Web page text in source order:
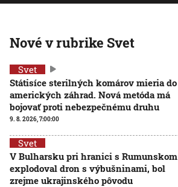
Nové v rubrike Svet
Svet
Státisíce sterilných komárov mieria do
amerických záhrad. Nová metóda má
bojovať proti nebezpečnému druhu
9. 8. 2026, 7:00:00
Svet
V Bulharsku pri hranici s Rumunskom
explodoval dron s výbušninami, bol
zrejme ukrajinského pôvodu